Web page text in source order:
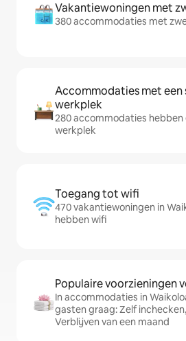
Vakantiewoningen met
380 accommodaties met
Accommodaties met een
werkplek
280 accommodaties hebben
werkplek
Toegang tot wifi
470 vakantiewoningen in
hebben wifi
Populaire voorzieningen
In accommodaties in
gasten graag: Zelf
Verblijven van een maand